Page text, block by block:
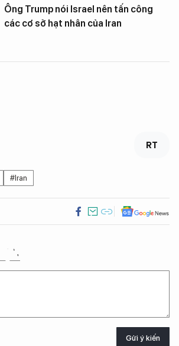
Ông Trump nói Israel nên tấn công
các cơ sở hạt nhân của Iran
RT
#Iran
Gửi ý kiến